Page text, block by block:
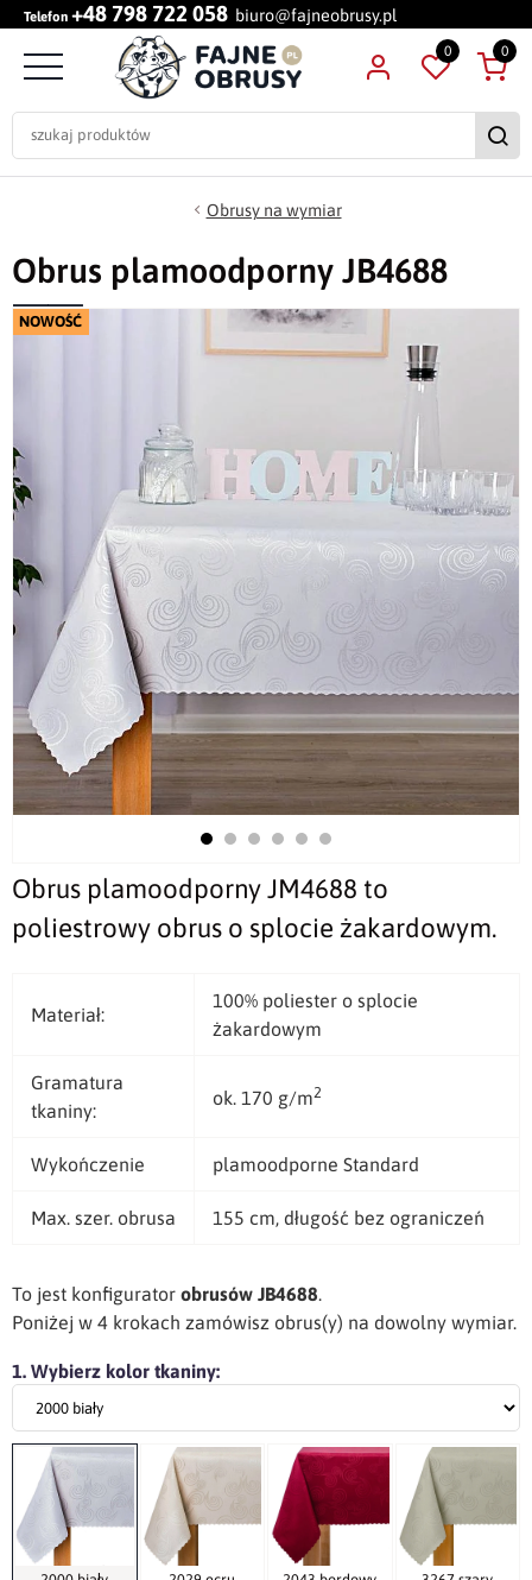
Telefon +48 798 722 058 biuro@fajneobrusy.pl
0 0
Obrusy na wymiar
NOWOŚĆ
Obrus plamoodporny JB4688
Obrus plamoodporny JM4688 to
poliestrowy obrus o splocie żakardowym.
Materiał:
100% poliester o splocie
żakardowym
Gramatura
tkaniny:
ok. 170 g/m2
Wykończenie plamoodporne Standard
Max. szer. obrusa 155 cm, długość bez ograniczeń
To jest konfigurator obrusów JB4688.
Poniżej w 4 krokach zamówisz obrus(y) na dowolny wymiar.
1. Wybierz kolor tkaniny: